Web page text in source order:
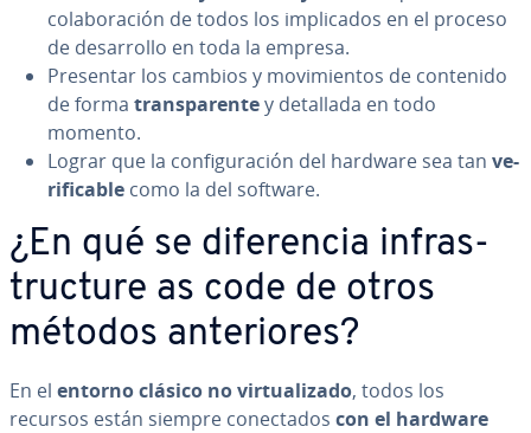
co­la­bo­ra­ción de todos los im­pli­ca­dos en el proceso
de de­sa­rro­llo en toda la empresa.
Presentar los cambios y mo­vi­mie­n­tos de contenido
de forma tra­n­s­pa­re­n­tey detallada en todo
momento.
Lograr que la co­n­fi­gu­ra­ción del hardware sea tan ve­
ri­fi­ca­ble como la del software.
¿En qué se di­fe­re­n­cia in­fra­s­
tru­c­tu­re as code de otros
métodos an­te­rio­res?
En el entorno clásico no vi­r­tua­li­za­do, todos los
recursos están siempre co­ne­c­ta­dos con el hardware